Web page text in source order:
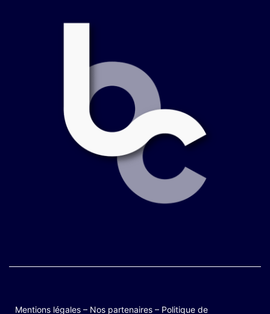
Mentions légales – Nos partenaires – Politique de